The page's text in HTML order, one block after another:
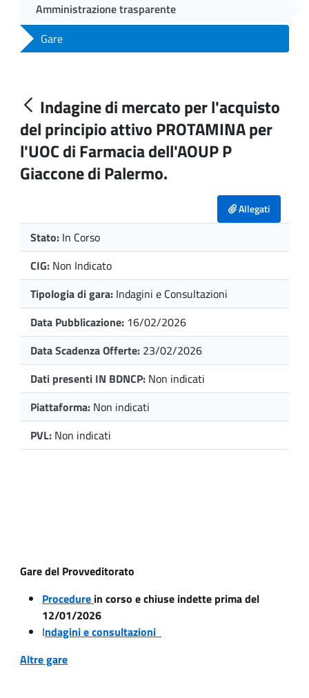
Amministrazione trasparente
Gare
Indagine di mercato per l'acquisto
del principio attivo PROTAMINA per
l'UOC di Farmacia dell'AOUP P
Giaccone di Palermo.
Allegati
Stato: In Corso
CIG: Non Indicato
Tipologia di gara: Indagini e Consultazioni
Data Pubblicazione: 16/02/2026
Data Scadenza Offerte: 23/02/2026
Dati presenti IN BDNCP: Non indicati
Piattaforma: Non indicati
PVL: Non indicati
Gare del Provveditorato
Procedure in corso e chiuse indette prima del
12/01/2026
Indagini e consultazioni
Altre gare